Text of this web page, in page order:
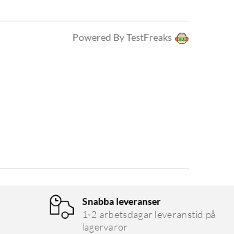
Powered By TestFreaks
Snabba leveranser
1-2 arbetsdagar leveranstid på
lagervaror